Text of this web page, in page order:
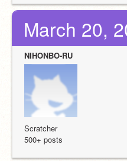
March 20,
NIHONBO-RU
Scratcher
500+ posts